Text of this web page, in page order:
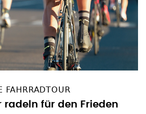
FAHRRADTOUR
radeln für den Frieden